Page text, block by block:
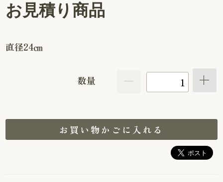
お見積り商品
直径24㎝
数量
お買い物かごに入れる